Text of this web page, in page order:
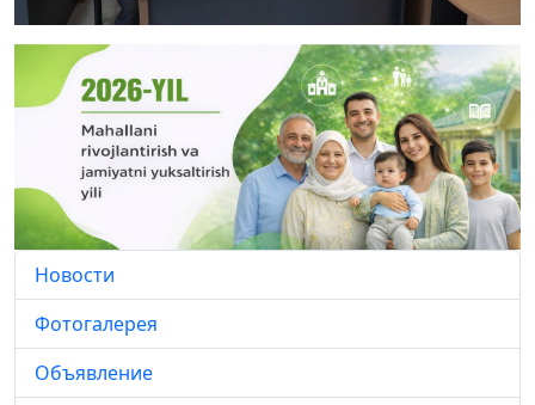
Новости
Фотогалерея
Объявление